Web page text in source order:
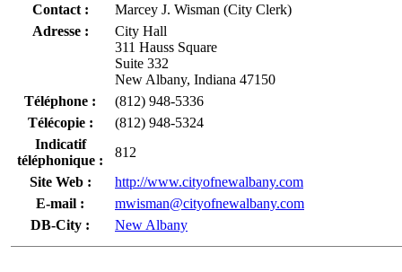
Contact :
Marcey J. Wisman (City Clerk)
Adresse :
City Hall
311 Hauss Square
Suite 332
New Albany, Indiana 47150
Téléphone :
(812) 948-5336
Télécopie :
(812) 948-5324
Indicatif
téléphonique :
812
Site Web :
http://www.cityofnewalbany.com
E-mail :
mwisman@cityofnewalbany.com
DB-City :
New Albany